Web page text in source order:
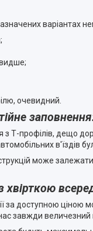
варіантах
очевидний.
Т-профілів, дещо
в'їздів
може
хвірткою
за доступною
завжди величезний